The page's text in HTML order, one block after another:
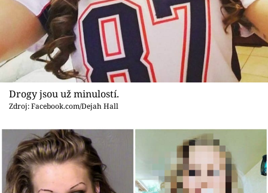
Drogy jsou už minulostí.
Zdroj: Facebook.com/Dejah Hall